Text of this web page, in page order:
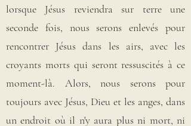
lorsque Jésus reviendra sur terre une
seconde fois, nous serons enlevés pour
rencontrer Jésus dans les airs, avec les
croyants morts qui seront ressuscités à ce
moment-là. Alors, nous serons pour
toujours avec Jésus, Dieu et les anges, dans
un endroit où il n'y aura plus ni mort, ni